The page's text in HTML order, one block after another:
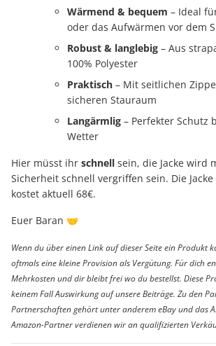
Wärmend & bequem – Ideal
oder das Aufwärmen vor dem
Robust & langlebig – Aus
100% Polyester
Praktisch – Mit seitlichen
sicheren Stauraum
Langärmlig – Perfekter Schutz
Wetter
Hier müsst ihr schnell sein, die Jacke wird
Sicherheit schnell vergriffen sein. Die
kostet aktuell 68€.
Euer Baran 🤝
Wenn du über einen Link auf dieser Seite ein Produkt
oftmals eine kleine Provision als Vergütung. Für dich
Mehrkosten und dir bleibt frei wo du bestellst. Diese
keinem Fall Auswirkung auf unsere Beiträge. Zu den
Partnerschaften gehört unter anderem eBay und das
Amazon-Partner verdienen wir an qualifizierten